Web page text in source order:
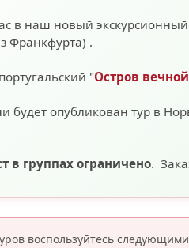
в наш новый экскурсионный
Франкфурта) .
"Остров
будет опубликован тур в
в группах ограничено.
воспользуйтесь